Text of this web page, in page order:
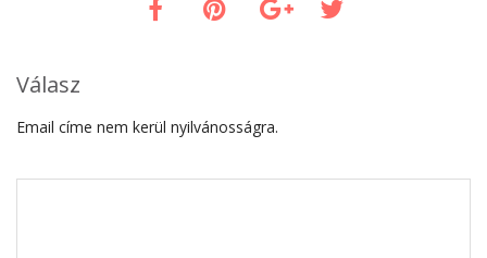
Válasz
Email címe nem kerül nyilvánosságra.